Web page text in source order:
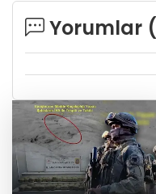
Yorumlar (